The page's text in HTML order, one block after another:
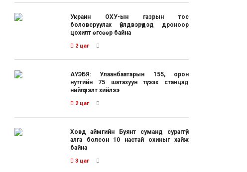
Украин ОХУ-ын газрын тос
боловсруулах үйлдвэрүүдэд дроноор
цохилт өгсөөр байна
2 цаг
АҮЭБЯ: Улаанбаатарын 155, орон
нутгийн 75 шатахуун түгээх станцад
нийлүүлэлт хийлээ
2 цаг
Ховд аймгийн Буянт суманд сураггүй
алга болсон 10 настай охиныг хайж
байна
3 цаг